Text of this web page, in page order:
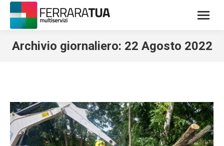
Archivio giornaliero: 22 Agosto 2022